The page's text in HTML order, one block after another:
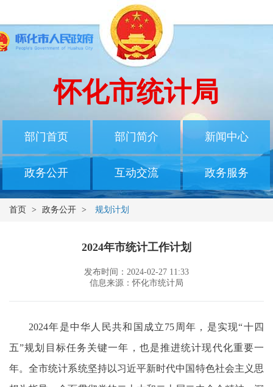
怀化市统计局
部门首页 部门简介 新闻中心
政务公开 互动交流 政务服务
首页 > 政务公开 > 规划计划
2024年市统计工作计划
发布时间：2024-02-27 11:33
信息来源：怀化市统计局
2024年是中华人民共和国成立75周年，是实现“十四
五”规划目标任务关键一年，也是推进统计现代化重要一
年。全市统计系统坚持以习近平新时代中国特色社会主义思